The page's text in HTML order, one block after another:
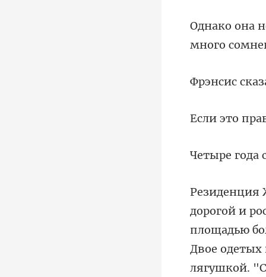
года
площадью
Двое одетых